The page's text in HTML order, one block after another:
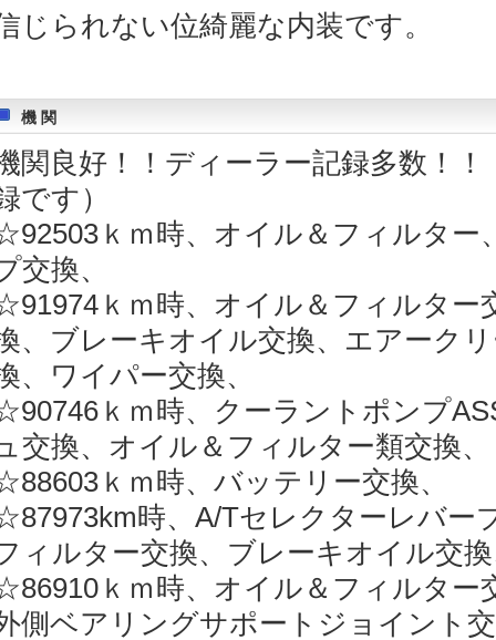
じられない位綺麗な内装です。
機 関
関良好！！ディーラー記録多数！
です）
ｋｍ時、オイル＆フィルター
交換、
ｋｍ時、オイル＆フィルター
、ブレーキオイル交換、エアーク
、ワイパー交換、
ｋｍ時、クーラントポンプ
交換、オイル＆フィルター類交換、
ｋｍ時、バッテリー交換、
時、A/Tセレクターレバー
ィルター交換、ブレーキオイル交
ｋｍ時、オイル＆フィルター
側ベアリングサポートジョイント